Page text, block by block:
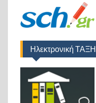
Ηλεκτρονική ΤΑΞΗ